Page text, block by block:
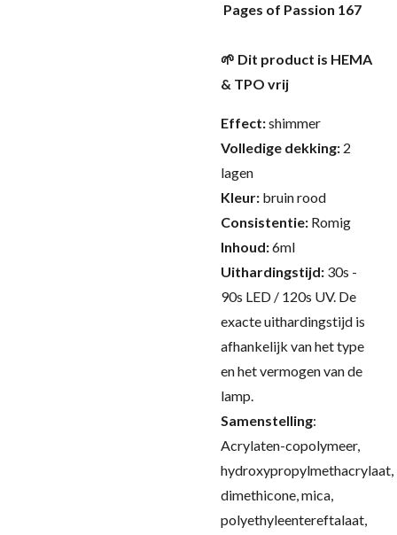
Pages of Passion 167
🌱 Dit product is HEMA
& TPO vrij
Effect:shimmer
Volledige dekking: 2
lagen
Kleur: bruin rood
Consistentie: Romig
Inhoud:6ml
Uithardingstijd: 30s -
90s LED / 120s UV. De
exacte uithardingstijd is
afhankelijk van het type
en het vermogen van de
lamp.
Samenstelling:
Acrylaten-copolymeer,
hydroxypropylmethacrylaat,
dimethicone, mica,
polyethyleentereftalaat,